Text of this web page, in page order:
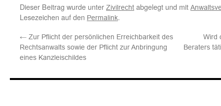
Dieser Beitrag wurde unter Zivilrecht abgelegt und mit
Lesezeichen auf den Permalink.
← Zur Pflicht der persönlichen Erreichbarkeit des
Rechtsanwalts sowie der Pflicht zur Anbringung
eines Kanzleischildes
Wird
Beraters